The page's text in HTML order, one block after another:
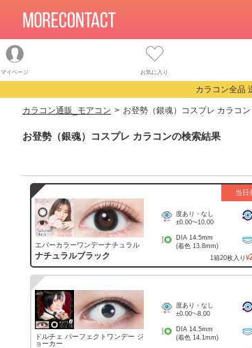
マイページ お気に入り
カラコン全品
カラコン通販_モアコン お登勢（銀魂）コスプレ カラコン
お登勢（銀魂）コスプレ カラコンの検索結果
当日
エバーカラーワンデーナチュラル
ナチュラルブラック
度あり・なし
±0.00~-10.00
DIA 14.5mm
(着色 13.8mm)
1箱20枚入り ¥
ドルチェ パーフェクトワンデー ジ
ョーカー
度あり・なし
±0.00~-8.00
DIA 14.5mm
(着色 14.1mm)